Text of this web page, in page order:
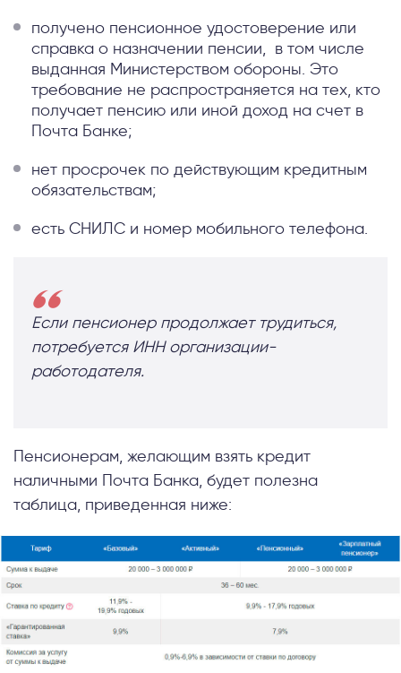
получено пенсионное удостоверение или
справка о назначении пенсии, в том числе
выданная Министерством обороны. Это
требование не распространяется на тех, кто
получает пенсию или иной доход на счет в
Почта Банке;
нет просрочек по действующим кредитным
обязательствам;
есть СНИЛС и номер мобильного телефона.
Если пенсионер продолжает трудиться,
потребуется ИНН организации-
работодателя.
Пенсионерам, желающим взять кредит
наличными Почта Банка, будет полезна
таблица, приведенная ниже: